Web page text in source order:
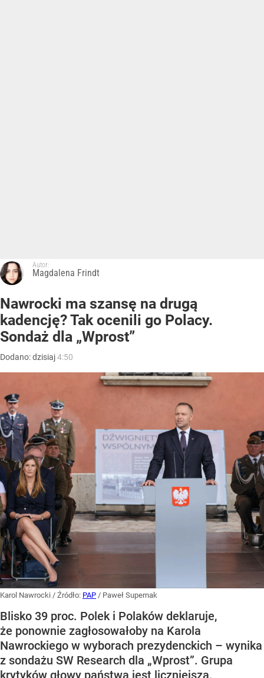
Autor:
Magdalena Frindt
Nawrocki ma szansę na drugą
kadencję? Tak ocenili go Polacy.
Sondaż dla „Wprost”
Dodano:dzisiaj4:50
Karol Nawrocki / Źródło: PAP / Paweł Supernak
Blisko 39 proc. Polek i Polaków deklaruje,
że ponownie zagłosowałoby na Karola
Nawrockiego w wyborach prezydenckich – wynika
z sondażu SW Research dla „Wprost”. Grupa